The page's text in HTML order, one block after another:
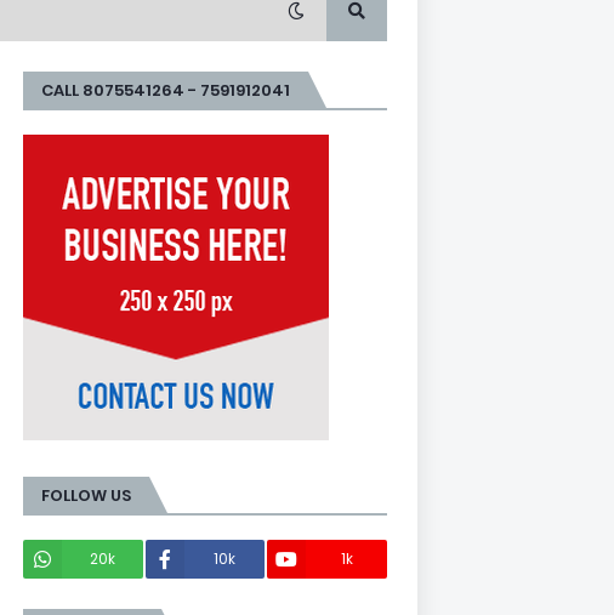
CALL 8075541264 - 7591912041
FOLLOW US
20k
10k 1k